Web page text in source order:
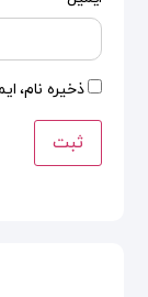
ذخیره نام،